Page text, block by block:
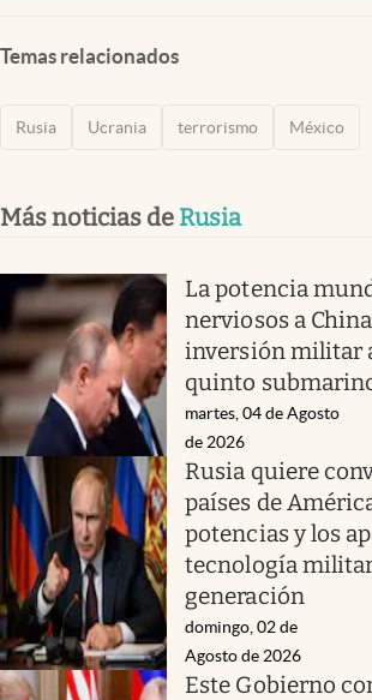
Temas relacionados
Rusia Ucrania terrorismo México
Más noticias de Rusia
La potencia
nerviosos a
inversión militar
quinto
martes, 04 de Agosto
de 2026
Rusia quiere
países de
potencias y los
tecnología
generación
domingo, 02 de
Agosto de 2026
Este Gobierno